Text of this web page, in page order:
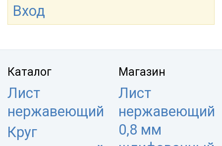
Вход
Каталог
Лист
нержавеющий
Круг
Магазин
Лист
нержавеющий
0,8 мм